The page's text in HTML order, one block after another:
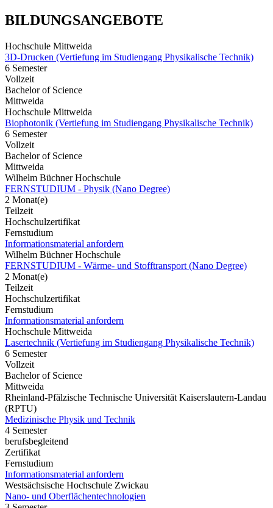
BILDUNGSANGEBOTE
Hochschule Mittweida
3D-Drucken (Vertiefung im Studiengang Physikalische Technik)
6 Semester
Vollzeit
Bachelor of Science
Mittweida
Hochschule Mittweida
Biophotonik (Vertiefung im Studiengang Physikalische Technik)
6 Semester
Vollzeit
Bachelor of Science
Mittweida
Wilhelm Büchner Hochschule
FERNSTUDIUM - Physik (Nano Degree)
2 Monat(e)
Teilzeit
Hochschulzertifikat
Fernstudium
Informationsmaterial anfordern
Wilhelm Büchner Hochschule
FERNSTUDIUM - Wärme- und Stofftransport (Nano Degree)
2 Monat(e)
Teilzeit
Hochschulzertifikat
Fernstudium
Informationsmaterial anfordern
Hochschule Mittweida
Lasertechnik (Vertiefung im Studiengang Physikalische Technik)
6 Semester
Vollzeit
Bachelor of Science
Mittweida
Rheinland-Pfälzische Technische Universität Kaiserslautern-Landau
(RPTU)
Medizinische Physik und Technik
4 Semester
berufsbegleitend
Zertifikat
Fernstudium
Informationsmaterial anfordern
Westsächsische Hochschule Zwickau
Nano- und Oberflächentechnologien